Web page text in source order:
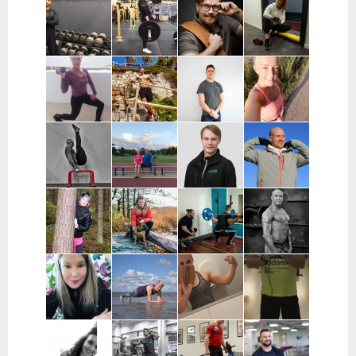
Cao Hoang |
Espoo
Sami
Kauppinen |
Päijät-Häme
Iina
Markkanen |
Espoo,
Kauniainen
Marko
Mänttäri | PK-
Seutu,
Kouvola
Muhis
Mashkur |
Varsinais-
Suomi, Turku
Heidi
Mäkisalo |
Varsinais-
Suomi, Turku
Korhonen |
Kouvola ja
koko Suomi
Anna Mattila |
Tampere
Keinonen-
Loikas | Päijät-
Häme
Dmitri
Makarevits |
Helsinki
Aleksi Glad |
Espoo
Miia Hertteli |
Pohjois-
Pohjanmaa ja
Oulainen
Jori Kota-Aho |
Pääkaupunkiseutu
Heleä
Training |
Varsinais-
Suomi
Mikko Gröhn |
Oulu
Tuukka Linjala |
Pääkaupunkiseutu
Veera Svansjö
| Seinäjoki
Johannes Hesso |
Pääkaupunkiseutu
Markus
Rautavirta |
Tampere
Jarkko Veijola
|Satakunta
Pietikäinen |
Anne
Lindholm |
Jenniina
Lamminpohja
Juha Simola |
Espoo